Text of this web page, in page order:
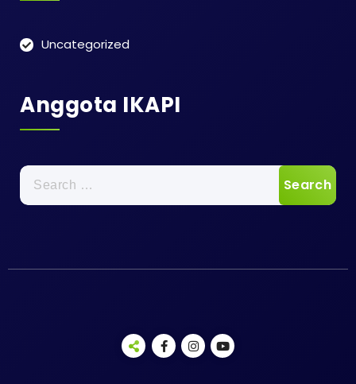
Uncategorized
Anggota IKAPI
Search
for: